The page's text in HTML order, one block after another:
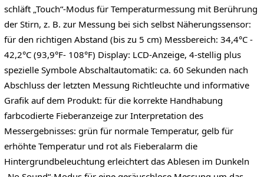
schläft „Touch“-Modus für Temperaturmessung mit Berührung
der Stirn, z. B. zur Messung bei sich selbst Näherungssensor:
für den richtigen Abstand (bis zu 5 cm) Messbereich: 34,4°C -
42,2°C (93,9°F- 108°F) Display: LCD-Anzeige, 4-stellig plus
spezielle Symbole Abschaltautomatik: ca. 60 Sekunden nach
Abschluss der letzten Messung Richtleuchte und informative
Grafik auf dem Produkt: für die korrekte Handhabung
farbcodierte Fieberanzeige zur Interpretation des
Messergebnisses: grün für normale Temperatur, gelb für
erhöhte Temperatur und rot als Fieberalarm die
Hintergrundbeleuchtung erleichtert das Ablesen im Dunkeln